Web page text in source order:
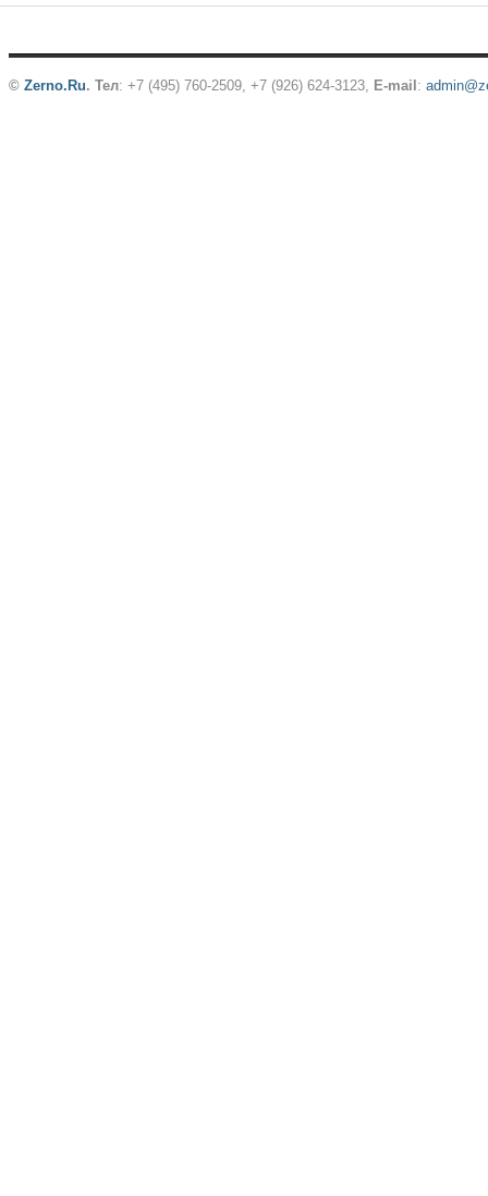
© Zerno.Ru. Тел: +7 (495) 760-2509, +7 (926) 624-3123, E-mail :